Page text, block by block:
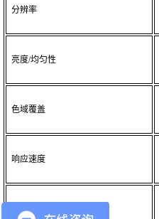
分辨率
亮度/均匀性
色域覆盖
响应速度
物理结构